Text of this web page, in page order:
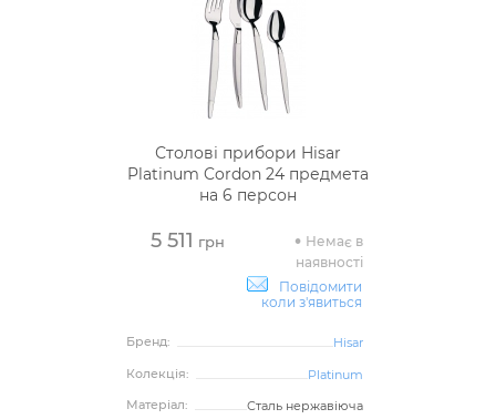
Столові прибори Hisar
Platinum Cordon 24 предмета
на 6 персон
5 511 грн
Немає в
наявності
Повідомити
коли з'явиться
Бренд:
Hisar
Колекція:
Platinum
Матеріал:
Сталь нержавіюча